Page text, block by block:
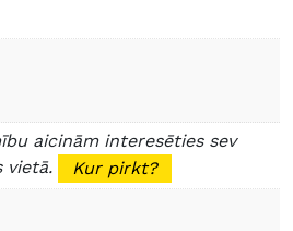
aicinām interesēties sev
vietā.
Kur pirkt?